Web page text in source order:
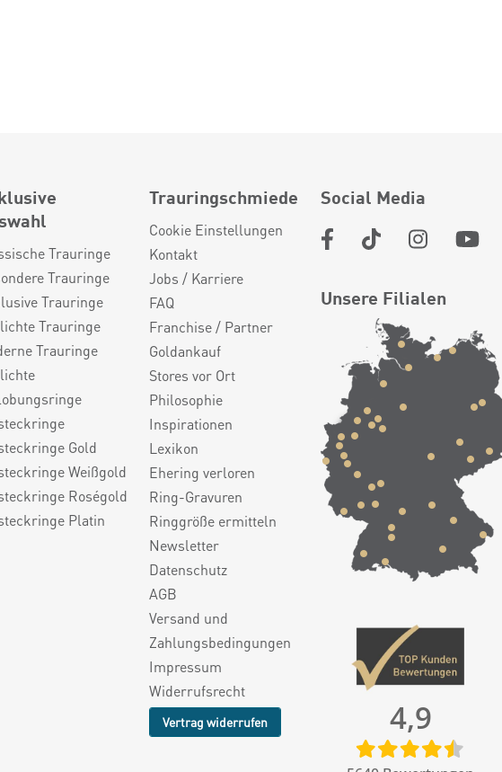
Trauringe
Trauringe
Trauringe
Trauringe
Trauringe
Gold
Weißgold
Roségold
Platin
Trauringschmiede
Cookie Einstellungen
Kontakt
Jobs / Karriere
FAQ
Franchise / Partner
Goldankauf
Stores vor Ort
Philosophie
Inspirationen
Lexikon
Ehering verloren
Ring-Gravuren
Ringgröße ermitteln
Newsletter
Datenschutz
AGB
Versand und
Zahlungsbedingungen
Impressum
Widerrufsrecht
Vertrag widerrufen
Social Media
Unsere Filialen
4,9